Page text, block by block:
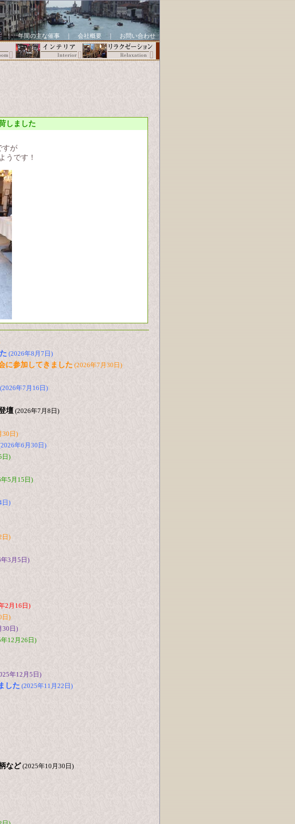
｜年間の主な催事 会社概要 ｜ お問い合わせ
しました
すが
うです！
(2026年8月7日)
に参加してきました (2026年7月30日)
(2026年7月16日)
壇 (2026年7月8日)
30日)
年6月30日)
日)
5月15日)
日)
日)
3月5日)
2月16日)
日)
30日)
12月26日)
年12月5日)
した (2025年11月22日)
など(2025年10月30日)